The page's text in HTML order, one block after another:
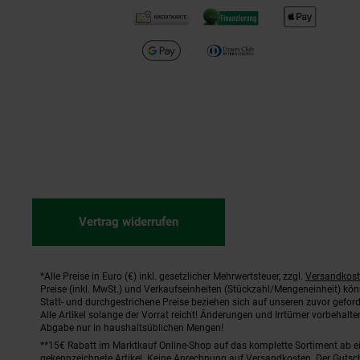
Vertrag widerrufen
Fußnoten
*Alle Preise in Euro (€) inkl. gesetzlicher Mehrwertsteuer, zzgl.
Preise (inkl. MwSt.) und Verkaufseinheiten (Stückzahl/Mengeneinheit)
Statt- und durchgestrichene Preise beziehen sich auf unseren zuvor
Alle Artikel solange der Vorrat reicht! Änderungen und Irrtümer
Abgabe nur in haushaltsüblichen Mengen!
**15€ Rabatt im Marktkauf Online-Shop auf das komplette Sortiment ab